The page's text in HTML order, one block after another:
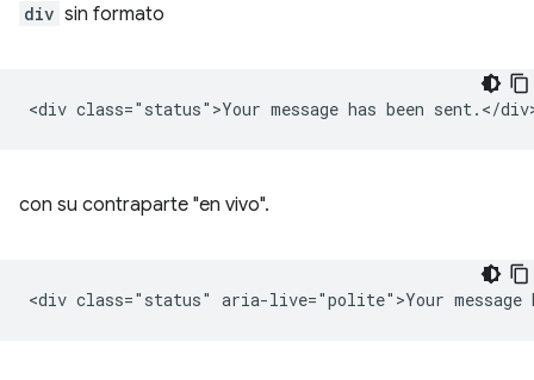
div sin formato
con su contraparte "en vivo".